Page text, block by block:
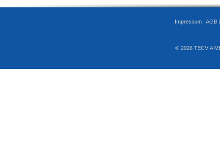
Impressum | AGB
© 2026 TECVIA